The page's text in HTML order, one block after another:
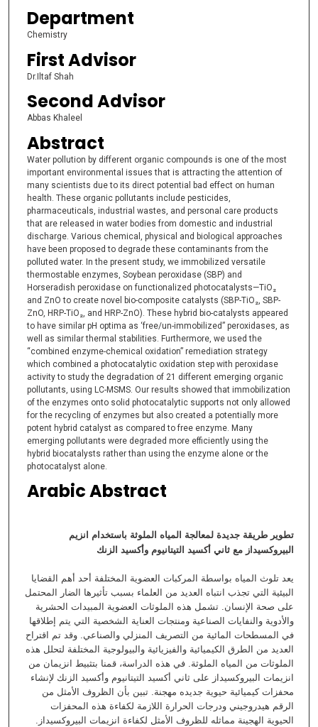
Department
Chemistry
First Advisor
Dr.Iltaf Shah
Second Advisor
Abbas Khaleel
Abstract
Water pollution by different organic compounds is one of the most
important environmental issues that is attracting the attention of
many scientists due to its direct potential bad effect on human
health. These organic pollutants include pesticides,
pharmaceuticals, industrial wastes, and personal care products
that are released in water bodies from domestic and industrial
discharge. Various chemical, physical and biological approaches
have been proposed to degrade these contaminants from the
polluted water. In the present study, we immobilized versatile
thermostable enzymes, Soybean peroxidase (SBP) and
Horseradish peroxidase on functionalized photocatalysts—TiO₂
and ZnO to create novel bio-composite catalysts (SBP-TiO₂, SBP-
ZnO, HRP-TiO₂, and HRP-ZnO). These hybrid bio-catalysts appeared
to have similar pH optima as ‘free/un-immobilized” peroxidases, as
well as similar thermal stabilities. Furthermore, we used the
“combined enzyme-chemical oxidation” remediation strategy
which combined a photocatalytic oxidation step with peroxidase
activity to study the degradation of 21 different emerging organic
pollutants, using LC-MSMS. Our results showed that immobilization
of the enzymes onto solid photocatalytic supports not only allowed
for the recycling of enzymes but also created a potentially more
potent hybrid catalyst as compared to free enzyme. Many
emerging pollutants were degraded more efficiently using the
hybrid biocatalysts rather than using the enzyme alone or the
photocatalyst alone.
Arabic Abstract
تطوير طريقة جديدة لمعالجة المياه الملوثة باستخدام انزيم
البيروكسيداز مع ثاني أكسيد التيتانيوم وأكسيد الزنك
يعد تلوث المياه بواسطة المركبات العضوية المختلفة أحد أهم القضايا
البيئية التي تجذب انتباه العديد من العلماء بسبب تأثيرها الضار المحتمل
على صحة الإنسان. تشمل هذه الملوثات العضوية المبيدات الحشرية
والأدوية والنفايات الصناعية ومنتجات العناية الشخصية التي يتم إطلاقها
في المسطحات المائية من التصريف المنزلي والصناعي. وقد تم اقتراح
العديد من الطرق الكيميائية والفيزيائية والبيولوجية المختلفة لتحلل هذه
الملوثات من المياه الملوثة. في هذه الدراسة، قمنا بتثبيط انزيمان من
انزيمات البيروكسيداز على ثاني أكسيد التيتانيوم وأكسيد الزنك لإنشاء
محفزات كيميائية حيوية جديده مهجنة. تبين بأن الظروف الأمثل من
الرقم هيدروجيني ودرجات الحرارة اللازمة لكفاءة هذه المحفزات
الحيوية الهجينة مماثله للظروف الأمثل لكفاءة انزيمات البيروكسيداز.